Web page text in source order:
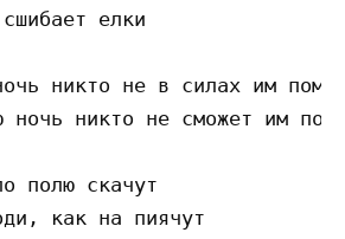
елки
никто не в силах им
ночь никто не сможет им
полю скачут
как на пиячут